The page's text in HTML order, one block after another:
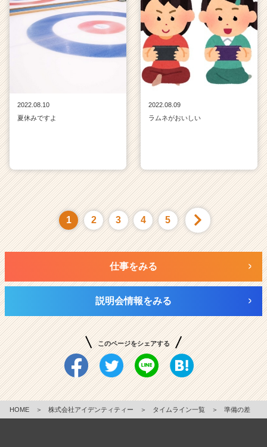
2022.08.10
夏休みですよ
2022.08.09
ラムネがおいしい
1 2 3 4 5
仕事をみる
説明会情報をみる
このページをシェアする
HOME ＞ 株式会社アイデンティティー ＞ タイムライン一覧 ＞ 準備の差